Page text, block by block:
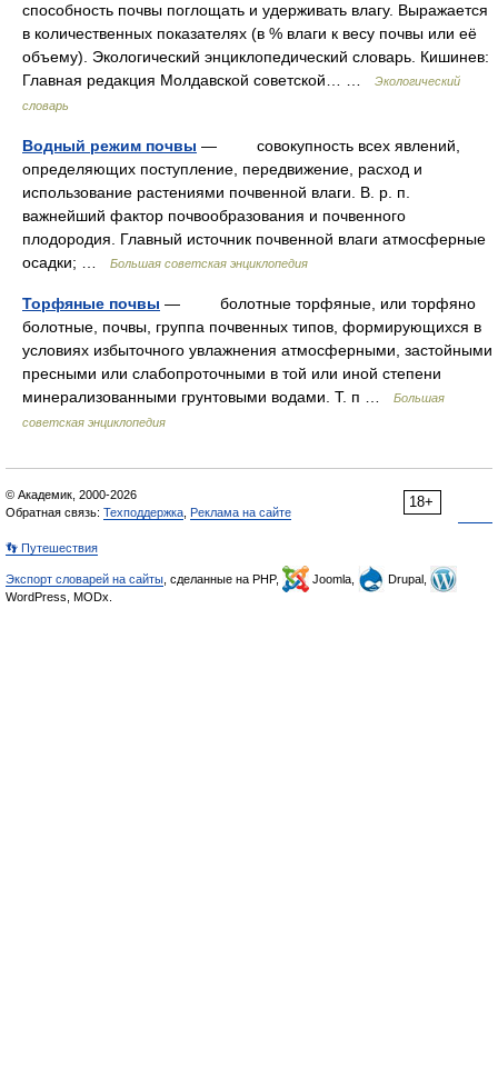
способность почвы поглощать и удерживать влагу. Выражается
в количественных показателях (в % влаги к весу почвы или её
объему). Экологический энциклопедический словарь. Кишинев:
Главная редакция Молдавской советской… …
Экологический
словарь
Водный режим почвы — совокупность всех явлений,
определяющих поступление, передвижение, расход и
использование растениями почвенной влаги. В. р. п.
важнейший фактор почвообразования и почвенного
плодородия. Главный источник почвенной влаги атмосферные
осадки; …
Большая советская энциклопедия
Торфяные почвы — болотные торфяные, или торфяно
болотные, почвы, группа почвенных типов, формирующихся в
условиях избыточного увлажнения атмосферными, застойными
пресными или слабопроточными в той или иной степени
минерализованными грунтовыми водами. Т. п …
Большая
советская энциклопедия
18+
© Академик, 2000-2026
Обратная связь: Техподдержка Реклама на сайте
👣 Путешествия
Экспорт словарей на сайты , сделанные на PHP, Joomla,
Drupal,
WordPress, MODx.